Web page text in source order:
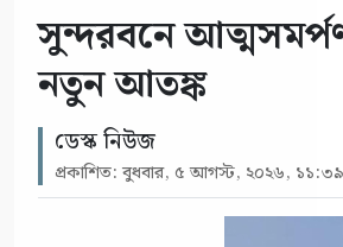
সুন্দরবনে
নতুন আতঙ্ক
ডেস্ক নিউজ
প্রকাশিত: বুধবার, ৫ আগস্ট, ২০২৬, ১১:৩৯